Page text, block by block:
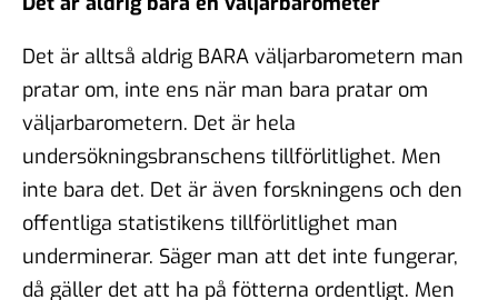
Det är alltså aldrig BARA väljarbarometern man
pratar om, inte ens när man bara pratar om
väljarbarometern. Det är hela
undersökningsbranschens tillförlitlighet. Men
inte bara det. Det är även forskningens och den
offentliga statistikens tillförlitlighet man
underminerar. Säger man att det inte fungerar,
då gäller det att ha på fötterna ordentligt. Men